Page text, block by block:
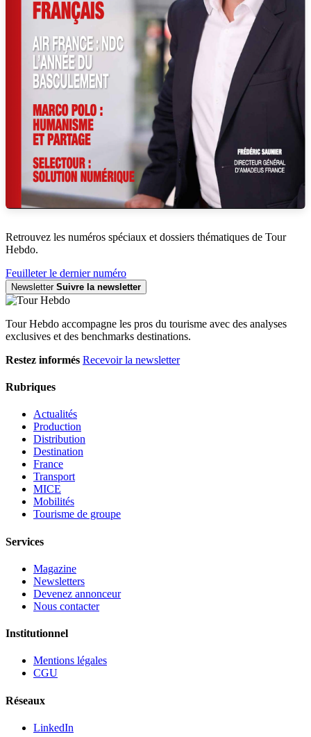
Retrouvez les numéros spéciaux et dossiers thématiques de Tour
Hebdo.
Feuilleter le dernier numéro
Newsletter Suivre la newsletter
Tour Hebdo accompagne les pros du tourisme avec des analyses
exclusives et des benchmarks destinations.
Restez informés Recevoir la newsletter
Rubriques
Actualités
Production
Distribution
Destination
France
Transport
MICE
Mobilités
Tourisme de groupe
Services
Magazine
Newsletters
Devenez annonceur
Nous contacter
Institutionnel
Mentions légales
CGU
Réseaux
LinkedIn